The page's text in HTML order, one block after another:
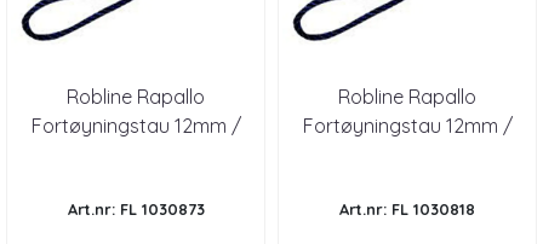
Robline Rapallo
Fortøyningstau 12mm /
Art.nr: FL 1030873
Robline Rapallo
Fortøyningstau 12mm /
Art.nr: FL 1030818